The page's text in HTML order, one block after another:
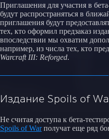
Приглашения для участия в
будут распространяться в
приглашения будут
тех, кто оформил предзаказ
впоследствии мы охватим
например, из числа тех, кто
Warcraft III: Reforged.
Издание Spoils of
Не считая доступа к бета-
Spoils of Warполучат еще ряд